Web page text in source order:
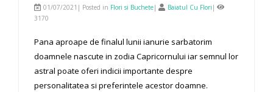
01/07/2021| Posted in Flori si Buchete| Baiatul Cu Flori |
3170
Pana aproape de finalul lunii ianurie sarbatorim
doamnele nascute in zodia Capricornului iar semnul lor
astral poate oferi indicii importante despre
personalitatea si preferintele acestor doamne.